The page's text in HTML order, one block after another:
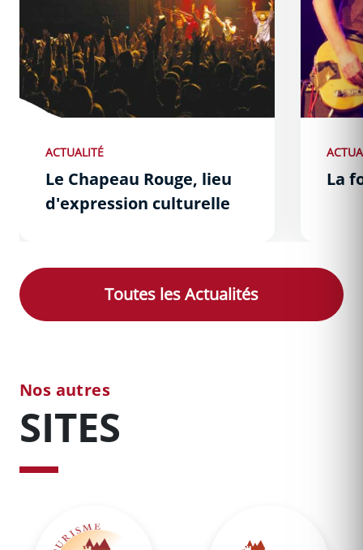
ACTUALITÉ
Le Chapeau Rouge, lieu
d'expression culturelle
La
Toutes lesActualités
Nos autres
SITES
Office Municipal de Tourisme Site Officiel de